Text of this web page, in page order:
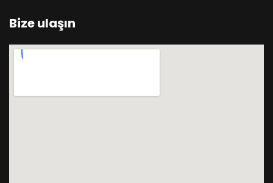
Bize ulaşın